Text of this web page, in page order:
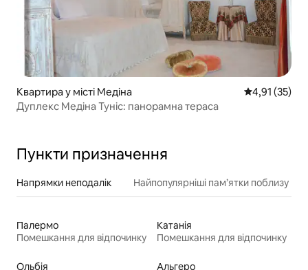
Квартира у місті Медіна Середня
4,91 (35)
Дуплекс Медіна Туніс: панорамна тераса
Пункти призначення
Напрямки неподалік Найпопулярніші пам’ятки поблизу
Палермо
Помешкання для відпочинку
Катанія
Помешкання для відпочинку
Ольбія
Альгеро